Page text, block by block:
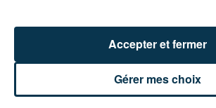
Gérer mes choix
Accepter et fermer